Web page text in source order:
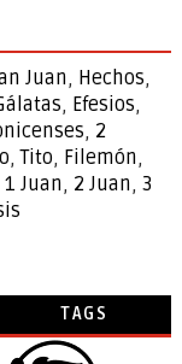
Juan, Hechos,
, Efesios,
, 2
, Tito, Filemón,
1 Juan, 2 Juan, 3
TAGS